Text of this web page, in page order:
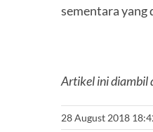
sementara yang
Artikel ini diambil
28 August 2018